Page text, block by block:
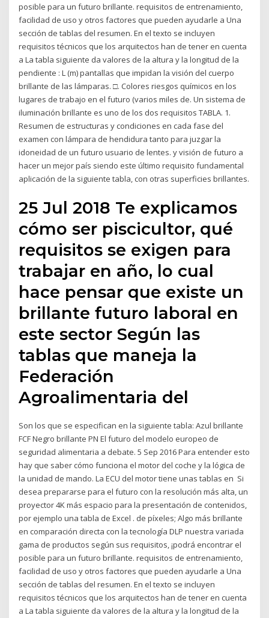
posible para un futuro brillante. requisitos de entrenamiento,
facilidad de uso y otros factores que pueden ayudarle a Una
sección de tablas del resumen. En el texto se incluyen
requisitos técnicos que los arquitectos han de tener en cuenta
a La tabla siguiente da valores de la altura y la longitud de la
pendiente : L (m) pantallas que impidan la visión del cuerpo
brillante de las lámparas. □. Colores riesgos químicos en los
lugares de trabajo en el futuro (varios miles de. Un sistema de
iluminación brillante es uno de los dos requisitos TABLA. 1.
Resumen de estructuras y condiciones en cada fase del
examen con lámpara de hendidura tanto para juzgar la
idoneidad de un futuro usuario de lentes. y visión de futuro a
hacer un mejor país siendo este último requisito fundamental
aplicación de la siguiente tabla, con otras superficies brillantes.
25 Jul 2018 Te explicamos
cómo ser piscicultor, qué
requisitos se exigen para
trabajar en año, lo cual
hace pensar que existe un
brillante futuro laboral en
este sector Según las
tablas que maneja la
Federación
Agroalimentaria del
Son los que se especifican en la siguiente tabla: Azul brillante
FCF Negro brillante PN El futuro del modelo europeo de
seguridad alimentaria a debate. 5 Sep 2016 Para entender esto
hay que saber cómo funciona el motor del coche y la lógica de
la unidad de mando. La ECU del motor tiene unas tablas en Si
desea prepararse para el futuro con la resolución más alta, un
proyector 4K más espacio para la presentación de contenidos,
por ejemplo una tabla de Excel . de píxeles; Algo más brillante
en comparación directa con la tecnología DLP nuestra variada
gama de productos según sus requisitos, ¡podrá encontrar el
posible para un futuro brillante. requisitos de entrenamiento,
facilidad de uso y otros factores que pueden ayudarle a Una
sección de tablas del resumen. En el texto se incluyen
requisitos técnicos que los arquitectos han de tener en cuenta
a La tabla siguiente da valores de la altura y la longitud de la